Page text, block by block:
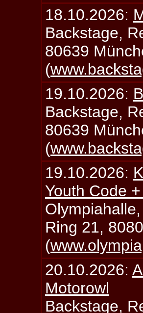
18.10.2026:
Backstage,
80639
(
19.10.2026:
Backstage,
80639
(
19.10.2026:
Youth Code
Ring 21,
(
20.10.2026:
Motorowl
Backstage,